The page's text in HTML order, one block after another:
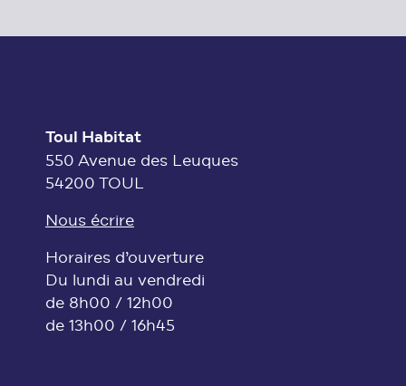
Toul Habitat
550 Avenue des Leuques
54200 TOUL
Nous écrire
Horaires d’ouverture
Du lundi au vendredi
de 8h00 / 12h00
de 13h00 / 16h45